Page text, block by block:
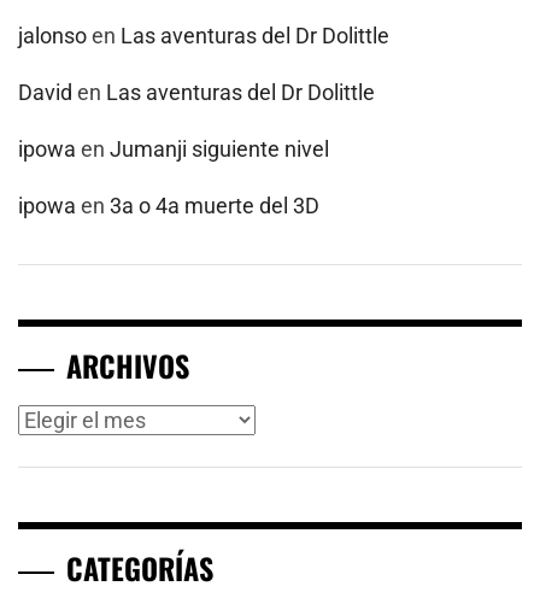
jalonsoen Las aventuras del Dr Dolittle
David en Las aventuras del Dr Dolittle
ipowa en Jumanji siguiente nivel
ipowa en 3a o 4a muerte del 3D
ARCHIVOS
Archivos
CATEGORÍAS